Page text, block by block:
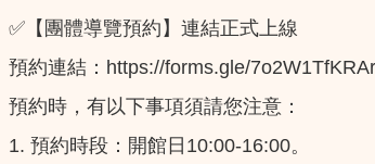
✅【團體導覽預約】連結正式上線
預約連結： https://forms.gle/
預約時，有以下事項須請您注意：
1. 預約時段：開館日10:00-16:00。